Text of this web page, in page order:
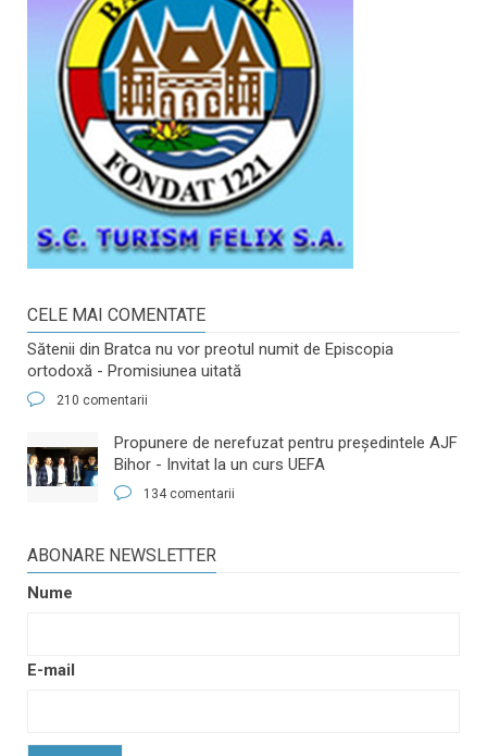
CELE MAI COMENTATE
Sătenii din Bratca nu vor preotul numit de Episcopia
ortodoxă - Promisiunea uitată
210 comentarii
​Propunere de nerefuzat pentru preşedintele AJF
Bihor - Invitat la un curs UEFA
134 comentarii
ABONARE NEWSLETTER
Nume
E-mail